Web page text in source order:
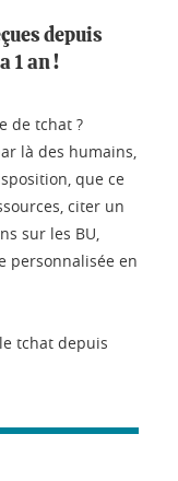
depuis
1 an !
de tchat ?
là des humains,
que ce
citer un
sur les BU,
personnalisée en
tchat depuis